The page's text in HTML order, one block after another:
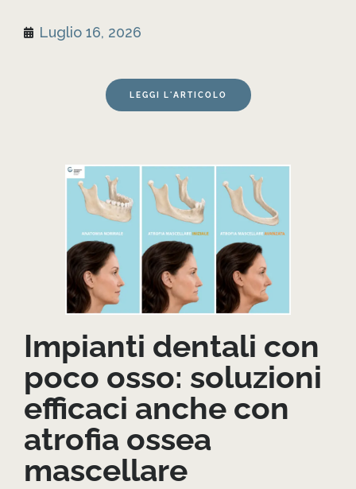
Luglio 16, 2026
LEGGI L'ARTICOLO
Impianti dentali con
poco osso: soluzioni
efficaci anche con
atrofia ossea
mascellare